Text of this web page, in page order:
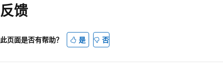
反馈
此页面是否有帮助？ 是 否